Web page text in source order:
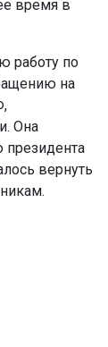
время в
работу по
на
Она
президента
вернуть